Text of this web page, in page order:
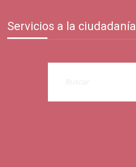
Servicios a la ciudadanía